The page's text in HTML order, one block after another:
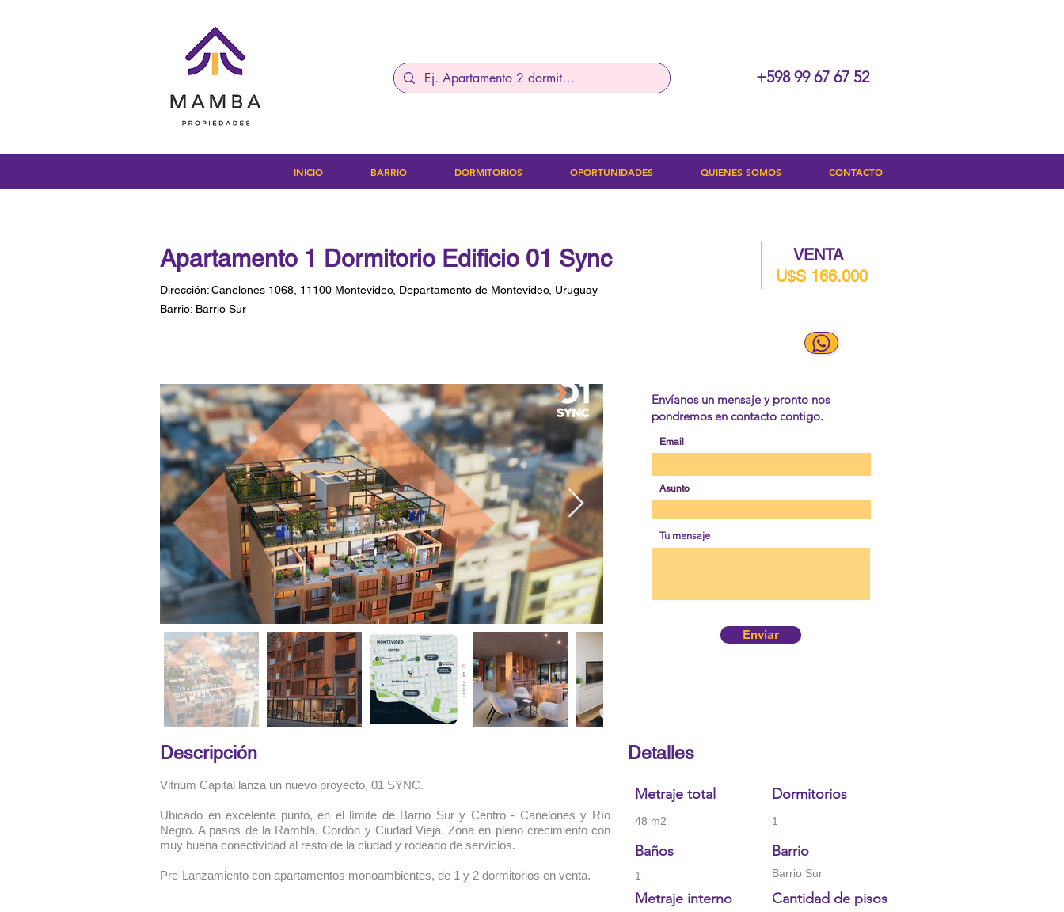
+598 99 67 67 52
Apartamento 1 Dormitorio Edificio 01 Sync VENTA
Dirección:Canelones 1068, 11100 Montevideo, Departamento de Montevideo, Uruguay
U$S 166.000
Barrio: Barrio Sur
Envíanos un mensaje y pronto nos
pondremos en contacto contigo.
Email
Asunto
Tu mensaje
Enviar
Descripción Detalles
Vitrium Capital lanza un nuevo proyecto, 01 SYNC.
Ubicado en excelente punto, en el límite de Barrio Sur y Centro - Canelones y Río
Negro. A pasos de la Rambla, Cordón y Ciudad Vieja. Zona en pleno crecimiento con
muy buena conectividad al resto de la ciudad y rodeado de servicios.
Pre-Lanzamiento con apartamentos monoambientes, de 1 y 2 dormitorios en venta.
Metraje total
48 m2
Baños
1
Metraje interno
Dormitorios
1
Barrio
Barrio Sur
Cantidad de pisos
INICIO BARRIO DORMITORIOS OPORTUNIDADES QUIENES SOMOS CONTACTO